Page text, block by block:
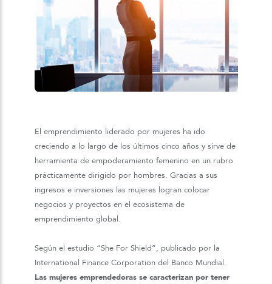
El emprendimiento liderado por mujeres ha ido
creciendo a lo largo de los últimos cinco años y sirve de
herramienta de empoderamiento femenino en un rubro
prácticamente dirigido por hombres. Gracias a sus
ingresos e inversiones las mujeres logran colocar
negocios y proyectos en el ecosistema de
emprendimiento global.
Según el estudio “She For Shield”, publicado por la
International Finance Corporation del Banco Mundial.
Las mujeres emprendedoras se caracterizan por tener